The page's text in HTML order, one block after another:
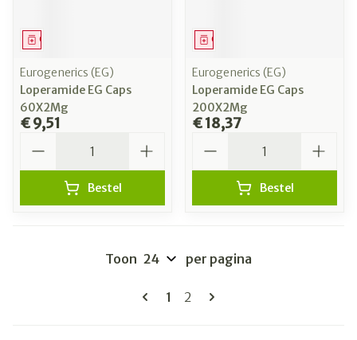
Geneesmiddel
Eurogenerics (EG)
Loperamide EG Caps
60X2Mg
€ 9,51
Bestel
Geneesmiddel
Eurogenerics (EG)
Loperamide EG Caps
200X2Mg
€ 18,37
Bestel
Pagina's
U lees momenteel pagina
1 Pagina
2
Toon per pagina